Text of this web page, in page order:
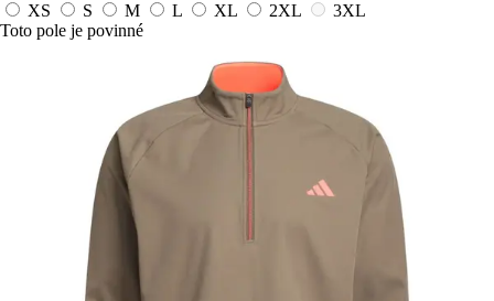
XS S M L XL 2XL
3XL
Toto pole je povinné